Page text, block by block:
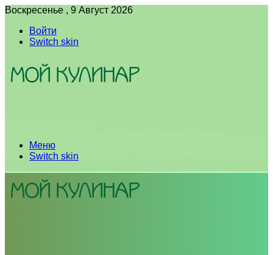
Воскресенье , 9 Август 2026
Войти
Switch skin
Меню
Switch skin